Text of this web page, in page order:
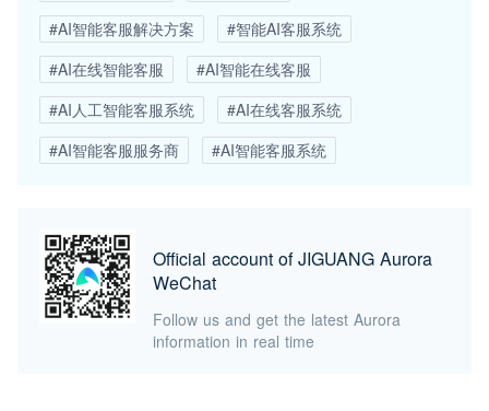
#AI智能客服解决方案
#智能AI客服系统
#AI在线智能客服
#AI智能在线客服
#AI人工智能客服系统
#AI在线客服系统
#AI智能客服服务商
#AI智能客服系统
Official account of JIGUANG Aurora
WeChat
Follow us and get the latest Aurora
information in real time